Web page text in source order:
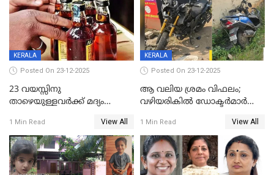
അതൃപ്തിയുമായി ദീപ്തി മേരി
വർഗീസ്
KERALA
Posted On 23-12-2025
23 വയസ്സിനു
താഴെയുള്ളവർക്ക് മദ്യം
നടപടി;സ്ഥാപനങ്ങൾക്കെതിരെ
രണ്ട് കേസുകൾ
1 Min Read View All
KERALA
Posted On 23-12-2025
ആ വലിയ ശ്രമം വിഫലം;
വഴിയരികില്‍ ‌ഡോക്ടര്‍മാര്‍
മരണത്തിന് കീഴടങ്ങി
1 Min Read View All